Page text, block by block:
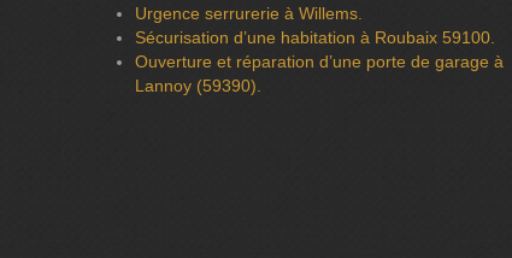
Urgence serrurerie à Willems.
Sécurisation d’une habitation à Roubaix 59100.
Ouverture et réparation d’une porte de garage à
Lannoy (59390).